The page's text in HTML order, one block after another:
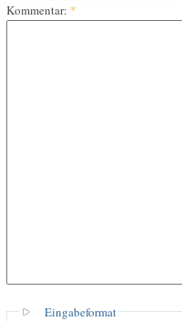
Kommentar: *
Eingabeformat